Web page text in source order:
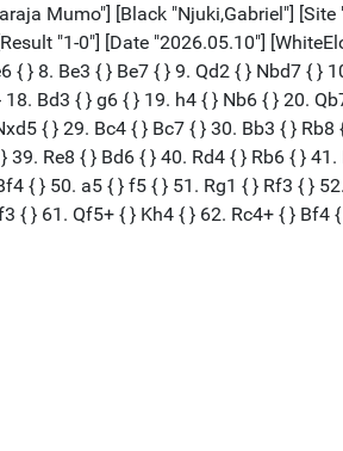
Mumo"] [Black "Njuki,Gabriel"]
"1-0"] [Date "2026.05.10"]
} 8. Be3 { } Be7 { } 9. Qd2 { } Nbd7 { }
Bd3 { } g6 { } 19. h4 { } Nb6 { } 20.
{ } 29. Bc4 { } Bc7 { } 30. Bb3 { }
Re8 { } Bd6 { } 40. Rd4 { } Rb6 { }
{ } 50. a5 { } f5 { } 51. Rg1 { } Rf3 { }
{ } 61. Qf5+ { } Kh4 { } 62. Rc4+ { } Bf4